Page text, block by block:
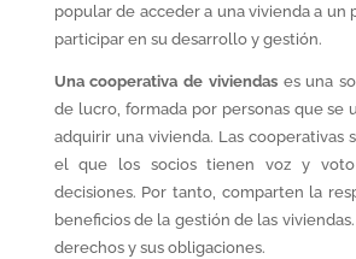
popular de acceder a una vivienda a un
participar en su desarrollo y gestión.
Una cooperativa de viviendases una
de lucro, formada por personas que se
adquirir una vivienda. Las cooperativas
el que los socios tienen voz y
decisiones. Por tanto, comparten la
beneficios de la gestión de las
derechos y sus obligaciones.